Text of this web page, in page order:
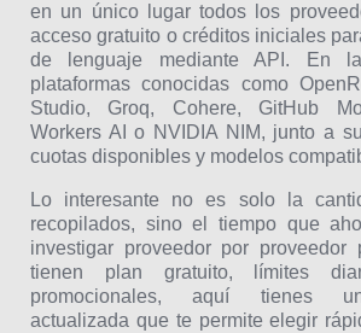
en un único lugar todos los
acceso gratuito o créditos iniciales
de lenguaje mediante API. En
plataformas conocidas como
Studio, Groq, Cohere, GitHub
Workers AI o NVIDIA NIM, junto a
cuotas disponibles y modelos
Lo interesante no es solo la
recopilados, sino el tiempo que
investigar proveedor por proveedor
tienen plan gratuito, límites
promocionales, aquí tienes
actualizada que te permite elegir